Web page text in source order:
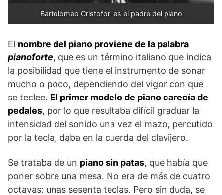
Bartolomeo Cristofori es el padre del piano
El nombre del piano proviene de la palabra
pianoforte, que es un término italiano que indica
la posibilidad que tiene el instrumento de sonar
mucho o poco, dependiendo del vigor con que
se teclee. El primer modelo de piano carecía de
pedales, por lo que resultaba difícil graduar la
intensidad del sonido una vez el mazo, percutido
por la tecla, daba en la cuerda del clavijero.
Se trataba de un piano sin patas, que había que
poner sobre una mesa. No era de más de cuatro
octavas: unas sesenta teclas. Pero sin duda, se